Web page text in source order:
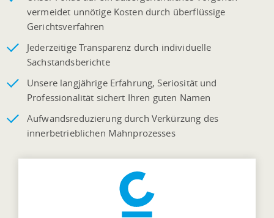
vermeidet unnötige Kosten durch überflüssige
Gerichtsverfahren
Jederzeitige Transparenz durch individuelle
Sachstandsberichte
Unsere langjährige Erfahrung, Seriosität und
Professionalität sichert Ihren guten Namen
Aufwandsreduzierung durch Verkürzung des
innerbetrieblichen Mahnprozesses